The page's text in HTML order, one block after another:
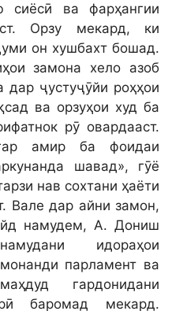
сиёсӣ ва фарҳангии
Орзу мекард, ки
он хушбахт бошад.
замона хело азоб
ҷустуҷӯйи роҳҳои
ва орзуҳои худ ба
рӯ овардааст.
амир ба фоидаи
шавад», гӯё
нав сохтани ҳаёти
Вале дар айни замон,
намудем, А. Дониш
идораҳои
парламент ва
гардонидани
баромад мекард.